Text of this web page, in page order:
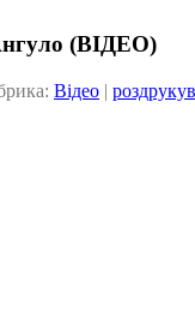
(ВІДЕО)
Відео |